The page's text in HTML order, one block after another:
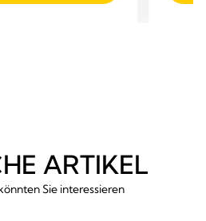
ARTIKEL
Sie interessieren